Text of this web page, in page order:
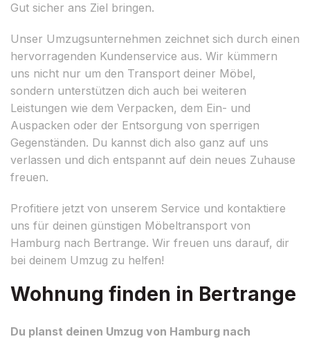
Gut sicher ans Ziel bringen.
Unser Umzugsunternehmen zeichnet sich durch einen
hervorragenden Kundenservice aus. Wir kümmern
uns nicht nur um den Transport deiner Möbel,
sondern unterstützen dich auch bei weiteren
Leistungen wie dem Verpacken, dem Ein- und
Auspacken oder der Entsorgung von sperrigen
Gegenständen. Du kannst dich also ganz auf uns
verlassen und dich entspannt auf dein neues Zuhause
freuen.
Profitiere jetzt von unserem Service und kontaktiere
uns für deinen günstigen Möbeltransport von
Hamburg nach Bertrange. Wir freuen uns darauf, dir
bei deinem Umzug zu helfen!
Wohnung finden in Bertrange
Du planst deinen Umzug von Hamburg nach